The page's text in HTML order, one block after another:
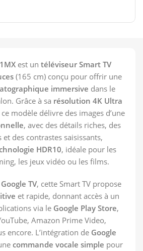
est un téléviseur Smart TV
(165 cm) conçu pour offrir une
immersive dans le
Grâce à sa résolution 4K Ultra
ce modèle délivre des images d’une
, avec des détails riches, des
des contrastes saisissants,
HDR10, idéale pour les
les jeux vidéo ou les films.
Google TV, cette Smart TV propose
et rapide, donnant accès à un
via le Google Play Store,
Amazon Prime Video,
encore. L’intégration de Google
commande vocale simple pour